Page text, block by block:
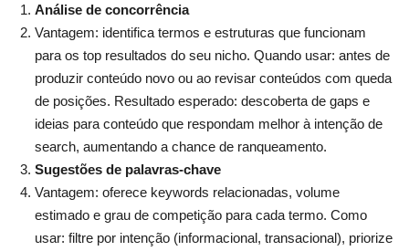
Análise de concorrência
Vantagem: identifica termos e estruturas que funcionam
para os top resultados do seu nicho. Quando usar: antes de
produzir conteúdo novo ou ao revisar conteúdos com queda
de posições. Resultado esperado: descoberta de gaps e
ideias para conteúdo que respondam melhor à intenção de
search, aumentando a chance de ranqueamento.
Sugestões de palavras‑chave
Vantagem: oferece keywords relacionadas, volume
estimado e grau de competição para cada termo. Como
usar: filtre por intenção (informacional, transacional), priorize